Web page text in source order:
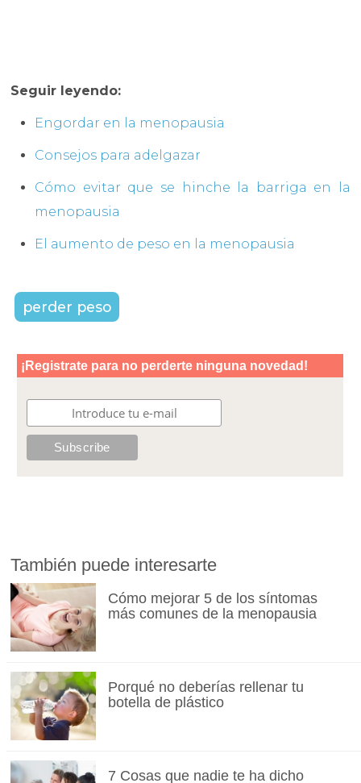
Seguir leyendo:
Engordar en la menopausia
Consejos para adelgazar
Cómo evitar que se hinche la barriga en la
menopausia
El aumento de peso en la menopausia
perder peso
También puede interesarte
Cómo mejorar 5 de los síntomas
más comunes de la menopausia
Porqué no deberías rellenar tu
botella de plástico
7 Cosas que nadie te ha dicho